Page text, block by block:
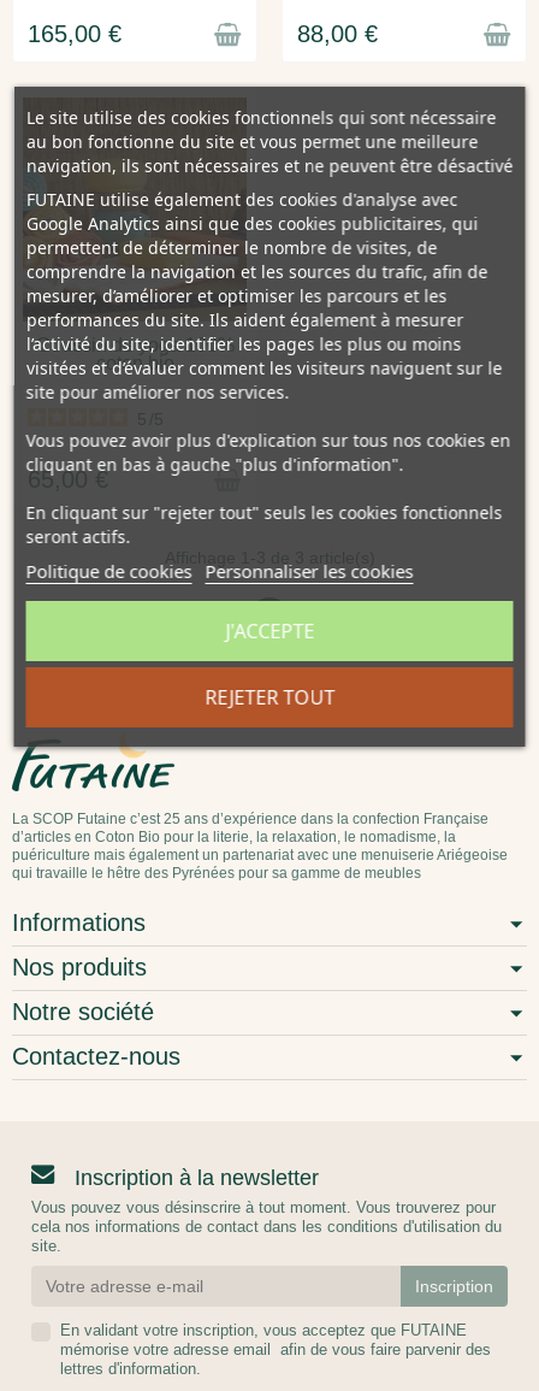
165,00 € 88,00 €
Coussin de yoga 100%
coton bio
5
65,00 €
Affichage 1-3 de 3 article(s)
La SCOP Futaine c’est 25 ans d’expérience dans la confection Française
d’articles en Coton Bio pour la literie, la relaxation, le nomadisme, la
puériculture mais également un partenariat avec une menuiserie Ariégeoise
qui travaille le hêtre des Pyrénées pour sa gamme de meubles
Informations
Nos produits
Notre société
Contactez-nous
Le site utilise des cookies fonctionnels qui sont nécessaire
au bon fonctionne du site et vous permet une meilleure
navigation, ils sont nécessaires et ne peuvent être désactivé
FUTAINE utilise également des cookies d'analyse avec
Google Analytics ainsi que des cookies publicitaires, qui
permettent de déterminer le nombre de visites, de
comprendre la navigation et les sources du trafic, afin de
mesurer, d’améliorer et optimiser les parcours et les
performances du site. Ils aident également à mesurer
l’activité du site, identifier les pages les plus ou moins
visitées et d’évaluer comment les visiteurs naviguent sur le
site pour améliorer nos services.
Vous pouvez avoir plus d'explication sur tous nos cookies en
cliquant en bas à gauche "plus d'information".
En cliquant sur "rejeter tout" seuls les cookies fonctionnels
seront actifs.
Politique de cookies Personnaliser les cookies
REJETER TOUT
J'ACCEPTE
Inscription à la newsletter
Vous pouvez vous désinscrire à tout moment. Vous trouverez pour
cela nos informations de contact dans les conditions d'utilisation du
site.
En validant votre inscription, vous acceptez que FUTAINE
mémorise votre adresse email afin de vous faire parvenir des
lettres d'information.